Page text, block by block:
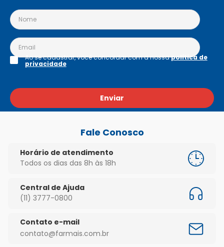
Enviar
Ao se cadastrar, você concordar com a nossapolítica de
privacidade
Fale Conosco
Horário de atendimento
Todos os dias das 8h às 18h
Central de Ajuda
(11) 3777-0800
Contato e-mail
contato@farmais.com.br